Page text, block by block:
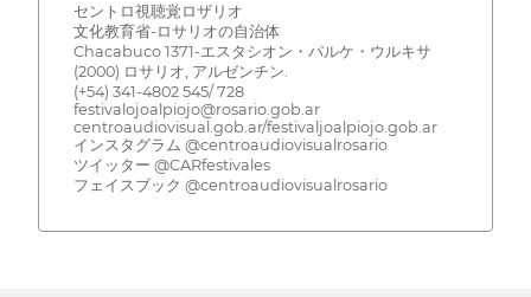
セントロ視聴覚ロザリオ
文化教育省-ロサリオの自治体
Chacabuco 1371-エスタシオン・パルケ・ウルキサ
(2000) ロサリオ, アルゼンチン.
(+54) 341-4802 545/ 728
festivalojoalpiojo@rosario.gob.ar
centroaudiovisual.gob.ar/festivaljoalpiojo.gob.ar
インスタグラム @centroaudiovisualrosario
ツイッター @CARfestivales
フェイスブック @centroaudiovisualrosario